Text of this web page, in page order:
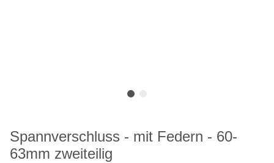
Spannverschluss - mit Federn - 60-
63mm zweiteilig